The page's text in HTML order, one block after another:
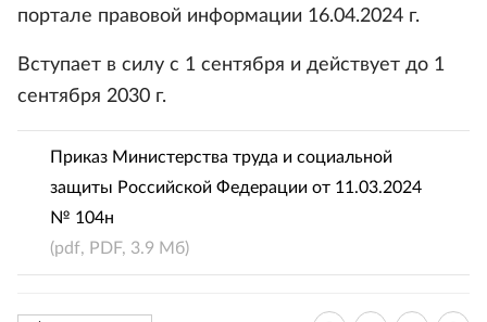
портале правовой информации 16.04.2024 г.
Вступает в силу с 1 сентября и действует до 1
сентября 2030 г.
Приказ Министерства труда и социальной
защиты Российской Федерации от 11.03.2024
№ 104н
(pdf, PDF, 3.9 Мб)